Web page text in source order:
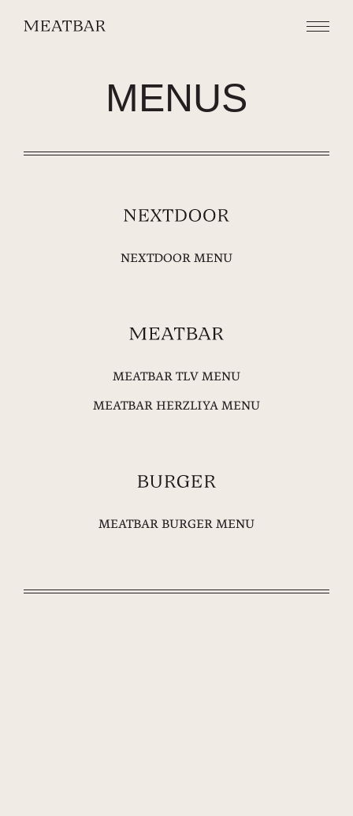
NEXTDOOR MENU
MEATBAR TLV MENU
MEATBAR HERZLIYA MENU
MEATBAR BURGER MENU
MENUS